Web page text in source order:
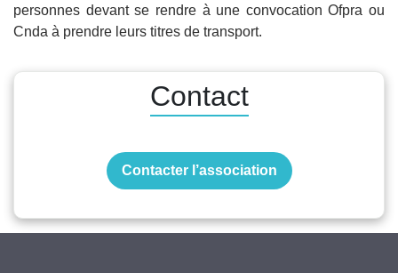
personnes devant se rendre à une convocation Ofpra ou
Cnda à prendre leurs titres de transport.
Contact
Contacter l’association